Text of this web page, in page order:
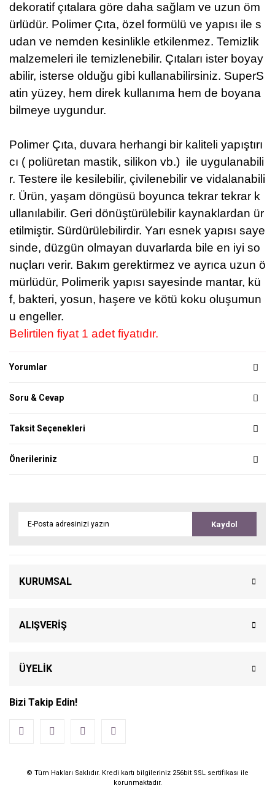
dekoratif çıtalara göre daha sağlam ve uzun öm
ürlüdür. Polimer Çıta, özel formülü ve yapısı ile s
udan ve nemden kesinlikle etkilenmez. Temizlik
malzemeleri ile temizlenebilir. Çıtaları ister boyay
abilir, isterse olduğu gibi kullanabilirsiniz. SuperS
atin yüzey, hem direk kullanıma hem de boyana
bilmeye uygundur.
Polimer Çıta, duvara herhangi bir kaliteli yapıştırı
cı ( poliüretan mastik, silikon vb.) ile uygulanabili
r. Testere ile kesilebilir, çivilenebilir ve vidalanabili
r. Ürün, yaşam döngüsü boyunca tekrar tekrar k
ullanılabilir. Geri dönüştürülebilir kaynaklardan ür
etilmiştir. Sürdürülebilirdir. Yarı esnek yapısı saye
sinde, düzgün olmayan duvarlarda bile en iyi so
nuçları verir. Bakım gerektirmez ve ayrıca uzun ö
mürlüdür, Polimerik yapısı sayesinde mantar, kü
f, bakteri, yosun, haşere ve kötü koku oluşumun
u engeller.
Belirtilen fiyat 1 adet fiyatıdır.
Yorumlar
Soru & Cevap
Taksit Seçenekleri
Önerileriniz
Kaydol
KURUMSAL
ALIŞVERİŞ
ÜYELİK
Bizi Takip Edin!
© Tüm Hakları Saklıdır. Kredi kartı bilgileriniz 256bit SSL sertifikası ile
korunmaktadır.